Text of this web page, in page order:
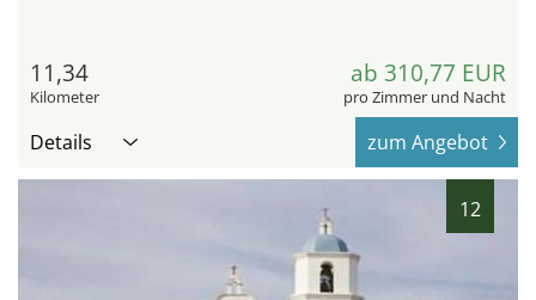
11,34
Kilometer
ab 310,77 EUR
pro Zimmer und Nacht
Details zum Angebot
12